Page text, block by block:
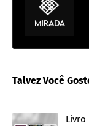
Talvez Você
Livro